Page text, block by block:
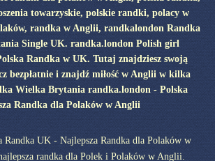
towarzyskie, polskie randki, polacy w
randka w Anglii, randkalondon Randka
Single UK. randka.london Polish girl
Randka w UK. Tutaj znajdziesz swoją
bezpłatnie i znajdź miłość w Anglii w kilka
Wielka Brytania randka.london - Polska
Randka dla Polaków w Anglii
Randka UK - Najlepsza Randka dla Polaków w
randka dla Polek i Polaków w Anglii.